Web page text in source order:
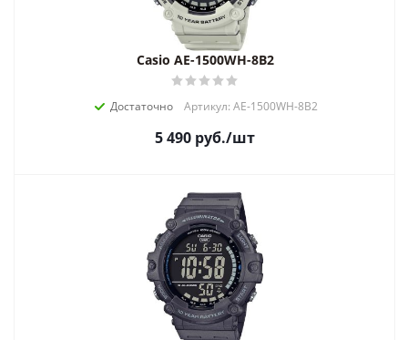
Casio AE-1500WH-8B2
Достаточно Артикул: AE-1500WH-8B2
5 490 руб./шт